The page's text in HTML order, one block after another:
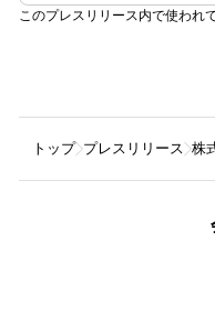
このプレスリリース内で使われ
トップ プレスリリース 株